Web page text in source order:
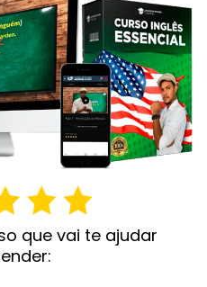
que vai te ajudar